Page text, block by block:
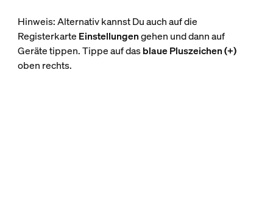
Hinweis: Alternativ kannst Du auch auf die
Registerkarte Einstellungengehen und dann auf
Geräte tippen. Tippe auf dasblaue Pluszeichen (+)
oben rechts.